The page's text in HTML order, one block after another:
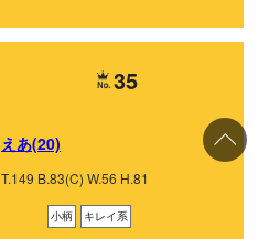
35
えあ(20)
T.149 B.83(C) W.56 H.81
小柄 キレイ系